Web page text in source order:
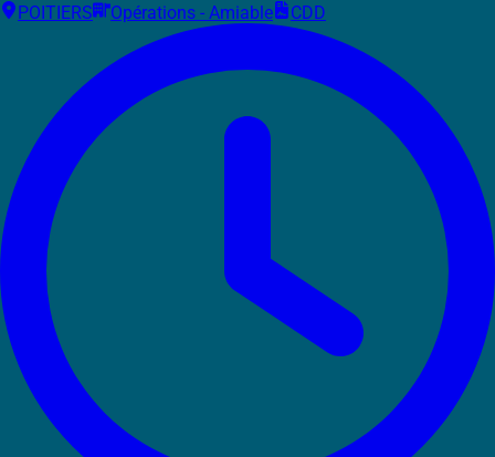
POITIERS
Opérations - Amiable CDD